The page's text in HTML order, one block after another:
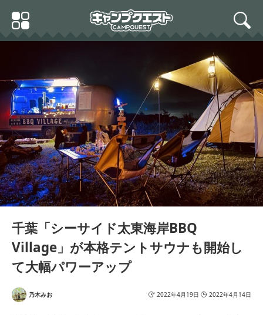
Primary
Menu
search
千葉「シーサイド太東海岸BBQ
Village」が本格テントサウナも開始し
て大幅パワーアップ
乃木みお 2022年4月19日 2022年4月14日